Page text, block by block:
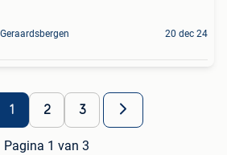
Geraardsbergen 20 dec 24
1 2 3
Pagina 1 van 3